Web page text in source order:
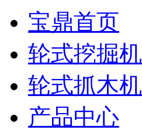
宝鼎首页
轮式挖掘机
轮式抓木机
产品中心